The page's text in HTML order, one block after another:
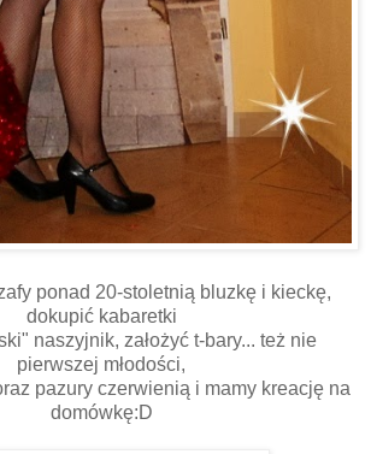
ponad 20-stoletnią bluzkę i kieckę,
dokupić kabaretki
naszyjnik, założyć t-bary... też nie
pierwszej młodości,
pazury czerwienią i mamy kreację na
domówkę:D